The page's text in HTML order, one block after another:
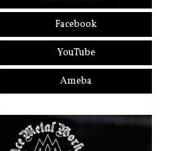
Facebook
YouTube
Ameba